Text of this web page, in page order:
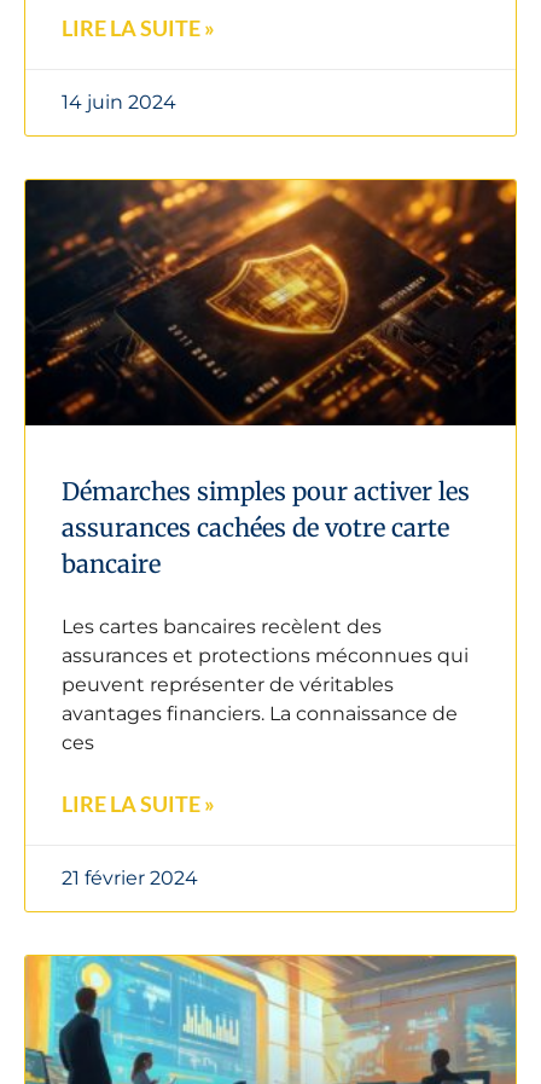
LIRE LA SUITE »
14 juin 2024
Démarches simples pour activer les
assurances cachées de votre carte
bancaire
Les cartes bancaires recèlent des
assurances et protections méconnues qui
peuvent représenter de véritables
avantages financiers. La connaissance de
ces
LIRE LA SUITE »
21 février 2024